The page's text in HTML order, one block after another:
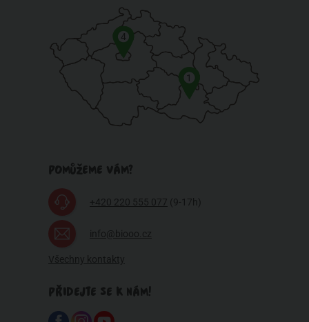
1
4
POMŮŽEME VÁM?
+420 220 555 077 (9-17h)
info@biooo.cz
Všechny kontakty
PŘIDEJTE SE K NÁM!